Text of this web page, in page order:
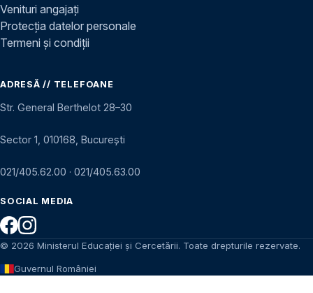
Venituri angajați
Protecția datelor personale
Termeni și condiții
ADRESĂ // TELEFOANE
Str. General Berthelot 28–30
Sector 1, 010168, București
021/405.62.00 · 021/405.63.00
SOCIAL MEDIA
© 2026 Ministerul Educației și Cercetării. Toate drepturile rezervate.
Guvernul României